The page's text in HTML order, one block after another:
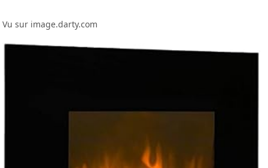
Vu sur image.darty.com